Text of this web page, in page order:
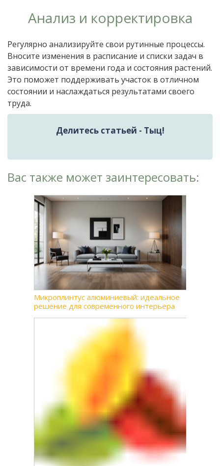
Анализ и корректировка
Регулярно анализируйте свои рутинные процессы.
Вносите изменения в расписание и списки задач в
зависимости от времени года и состояния растений.
Это поможет поддерживать участок в отличном
состоянии и наслаждаться результатами своего
труда.
Делитесь статьей - Тыц!
Вас также может заинтересовать:
Микроплинтус алюминиевый: идеальное
решение для современного интерьера